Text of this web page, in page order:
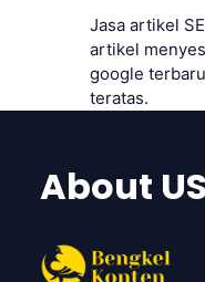
Jasa artikel
artikel
google
teratas.
About US